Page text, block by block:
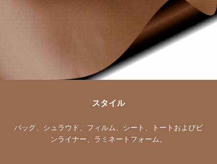
スタイル
バッグ、シュラウド、フィルム、シート、トートおよびビ
ンライナー、ラミネートフォーム。